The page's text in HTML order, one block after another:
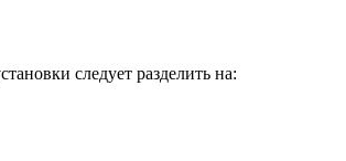
следует разделить на: